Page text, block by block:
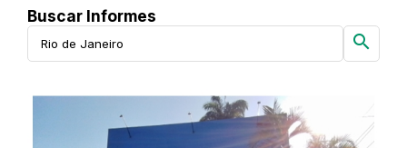
Buscar Informes
search